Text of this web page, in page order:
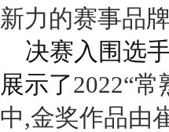
新力的赛事品
决赛入围选
展示了2022“常
中,金奖作品由